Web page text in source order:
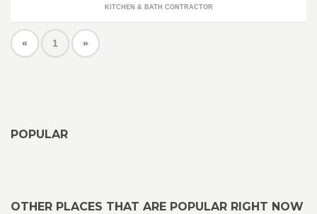
KITCHEN & BATH CONTRACTOR
« 1 »
POPULAR
OTHER PLACES THAT ARE POPULAR RIGHT NOW